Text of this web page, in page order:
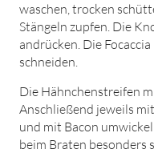
waschen, trocken
Stängeln zupfen. Die
andrücken. Die
schneiden.
Die Hähnchenstreifen
Anschließend jeweils
und mit Bacon
beim Braten besonders